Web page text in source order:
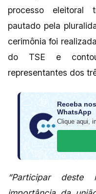
processo eleitoral
pautado pela
cerimônia foi
do TSE e
representantes dos
Receba
WhatsApp
Clique aqui,
“Participar